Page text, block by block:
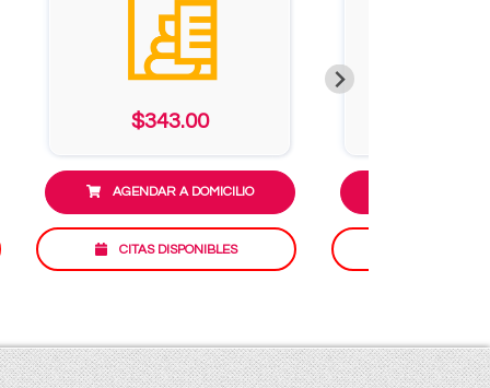
$343.00
AGENDAR A DOMICILIO
CITAS DISPONIBLES